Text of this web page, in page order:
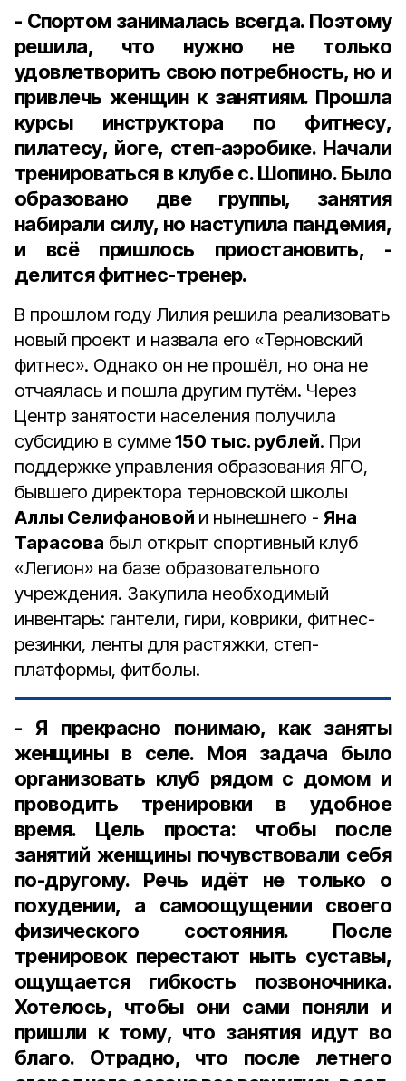
- Спортом занималась всегда. Поэтому
решила, что нужно не только
удовлетворить свою потребность, но и
привлечь женщин к занятиям. Прошла
курсы инструктора по фитнесу,
пилатесу, йоге, степ-аэробике. Начали
тренироваться в клубе с. Шопино. Было
образовано две группы, занятия
набирали силу, но наступила пандемия,
и всё пришлось приостановить, -
делится фитнес-тренер.
В прошлом году Лилия решила реализовать
новый проект и назвала его «Терновский
фитнес». Однако он не прошёл, но она не
отчаялась и пошла другим путём. Через
Центр занятости населения получила
субсидию в сумме150 тыс. рублей. При
поддержке управления образования ЯГО,
бывшего директора терновской школы
Аллы Селифановой и нынешнего - Яна
Тарасова был открыт спортивный клуб
«Легион» на базе образовательного
учреждения. Закупила необходимый
инвентарь: гантели, гири, коврики, фитнес-
резинки, ленты для растяжки, степ-
платформы, фитболы.
- Я прекрасно понимаю, как заняты
женщины в селе. Моя задача было
организовать клуб рядом с домом и
проводить тренировки в удобное
время. Цель проста: чтобы после
занятий женщины почувствовали себя
по-другому. Речь идёт не только о
похудении, а самоощущении своего
физического состояния. После
тренировок перестают ныть суставы,
ощущается гибкость позвоночника.
Хотелось, чтобы они сами поняли и
пришли к тому, что занятия идут во
благо. Отрадно, что после летнего